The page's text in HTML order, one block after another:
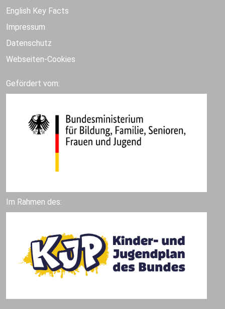
English Key Facts
Impressum
Datenschutz
Webseiten-Cookies
Gefördert vom:
Im Rahmen des: